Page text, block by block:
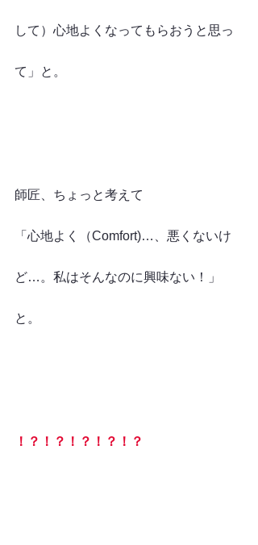
して）心地よくなってもらおうと思っ
て」と。
師匠、ちょっと考えて
「心地よく（Comfort)…、悪くないけ
ど…。私はそんなのに興味ない！」
と。
！？！？！？！？！？